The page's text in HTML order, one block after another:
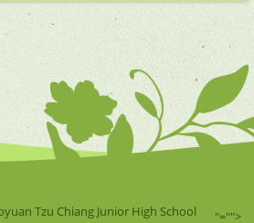
Tzu Chiang Junior High School
"="">